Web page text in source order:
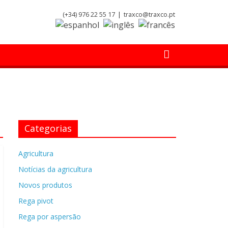
(+34) 976 22 55 17 | traxco@traxco.pt
Categorias
Agricultura
Notícias da agricultura
Novos produtos
Rega pivot
Rega por aspersão